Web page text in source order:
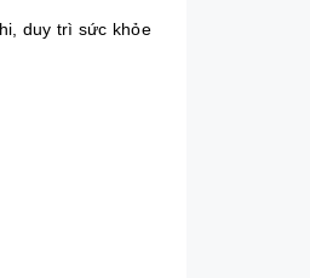
duy trì sức khỏe